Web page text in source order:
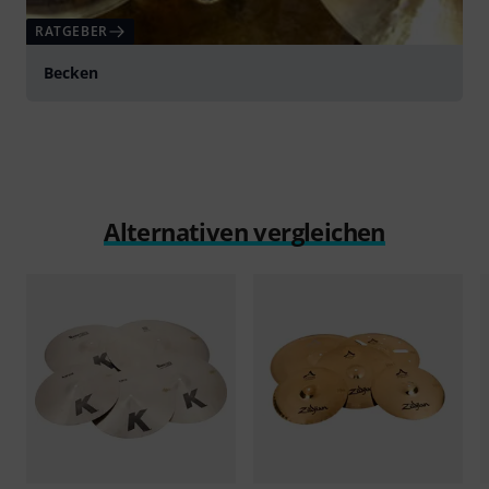
RATGEBER
Becken
Alternativen vergleichen